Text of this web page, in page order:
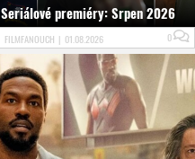
Seriálové premiéry: Srpen 2026
FILMFANOUCH | 01.08.2026 0